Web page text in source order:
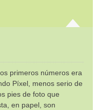
primeros números era
Píxel, menos serio de
pies de foto que
en papel, son